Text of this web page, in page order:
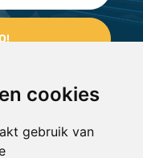
cookies
gebruik van